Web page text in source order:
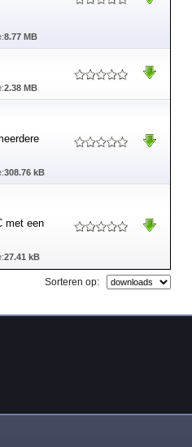
8.77 MB
2.38 MB
308.76 kB
met een
27.41 kB
Sorteren op: